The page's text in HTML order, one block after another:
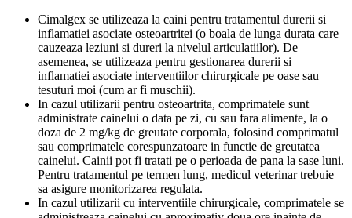
Cimalgex se utilizeaza la caini pentru tratamentul durerii si
inflamatiei asociate osteoartritei (o boala de lunga durata care
cauzeaza leziuni si dureri la nivelul articulatiilor). De
asemenea, se utilizeaza pentru gestionarea durerii si
inflamatiei asociate interventiilor chirurgicale pe oase sau
tesuturi moi (cum ar fi muschii).
In cazul utilizarii pentru osteoartrita, comprimatele sunt
administrate cainelui o data pe zi, cu sau fara alimente, la o
doza de 2 mg/kg de greutate corporala, folosind comprimatul
sau comprimatele corespunzatoare in functie de greutatea
cainelui. Cainii pot fi tratati pe o perioada de pana la sase luni.
Pentru tratamentul pe termen lung, medicul veterinar trebuie
sa asigure monitorizarea regulata.
In cazul utilizarii cu interventiile chirurgicale, comprimatele se